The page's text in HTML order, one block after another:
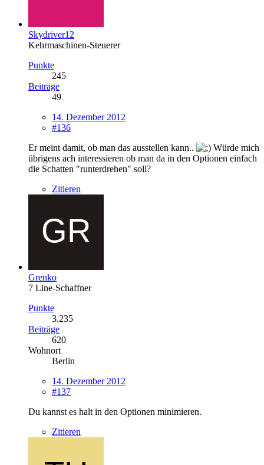
Skydriver12
Kehrmaschinen-Steuerer
Punkte
245
Beiträge
49
14. Dezember 2012
#136
Er meint damit, ob man das ausstellen kann..
Würde mich
übrigens ach interessieren ob man da in den Optionen einfach
die Schatten "runterdrehen" soll?
Zitieren
Grenko
7 Line-Schaffner
Punkte
3.235
Beiträge
620
Wohnort
Berlin
14. Dezember 2012
#137
Du kannst es halt in den Optionen minimieren.
Zitieren